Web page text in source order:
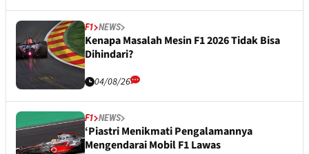
F1 NEWS
Kenapa Masalah Mesin F1 2026 Tidak Bisa
Dihindari?
04/08/26
F1 NEWS
‘Piastri Menikmati Pengalamannya
Mengendarai Mobil F1 Lawas